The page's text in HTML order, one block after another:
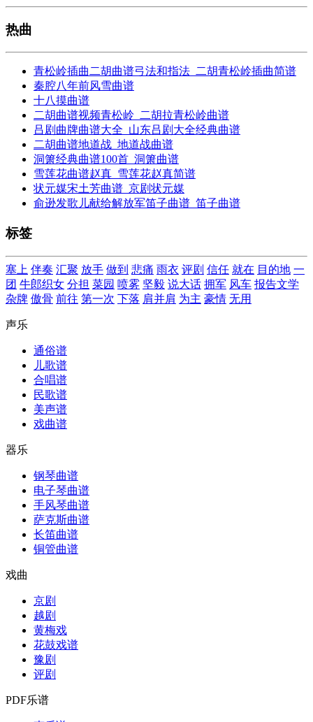
热曲
青松岭插曲二胡曲谱弓法和指法_二胡青松岭插曲简谱
秦腔八年前风雪曲谱
十八摸曲谱
二胡曲谱视频青松岭_二胡拉青松岭曲谱
吕剧曲牌曲谱大全_山东吕剧大全经典曲谱
二胡曲谱地道战_地道战曲谱
洞箫经典曲谱100首_洞箫曲谱
雪莲花曲谱赵真_雪莲花赵真简谱
状元媒宋土芳曲谱_京剧状元媒
俞逊发歌儿献给解放军笛子曲谱_笛子曲谱
标签
塞上 伴奏 汇聚 放手 做到 悲痛 雨衣 评剧 信任 就在 目的地 一
团 牛郎织女 分担 菜园 喷雾 坚毅 说大话 拥军 风车 报告文学
杂牌 傲骨 前往 第一次 下落 肩并肩 为主 豪情 无用
声乐
通俗谱
儿歌谱
合唱谱
民歌谱
美声谱
戏曲谱
器乐
钢琴曲谱
电子琴曲谱
手风琴曲谱
萨克斯曲谱
长笛曲谱
铜管曲谱
戏曲
京剧
越剧
黄梅戏
花鼓戏谱
豫剧
评剧
PDF乐谱